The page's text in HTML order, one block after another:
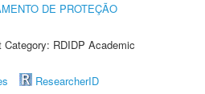
DE PROTEÇÃO
RDIDP Academic
ResearcherID